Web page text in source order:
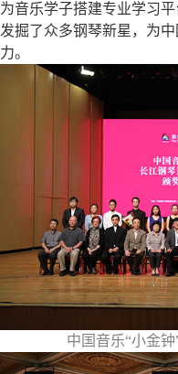
为音乐学子搭建专业学习
发掘了众多钢琴新星，为
力。
中国音乐“小金